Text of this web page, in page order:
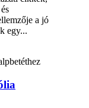
a jó
egy...